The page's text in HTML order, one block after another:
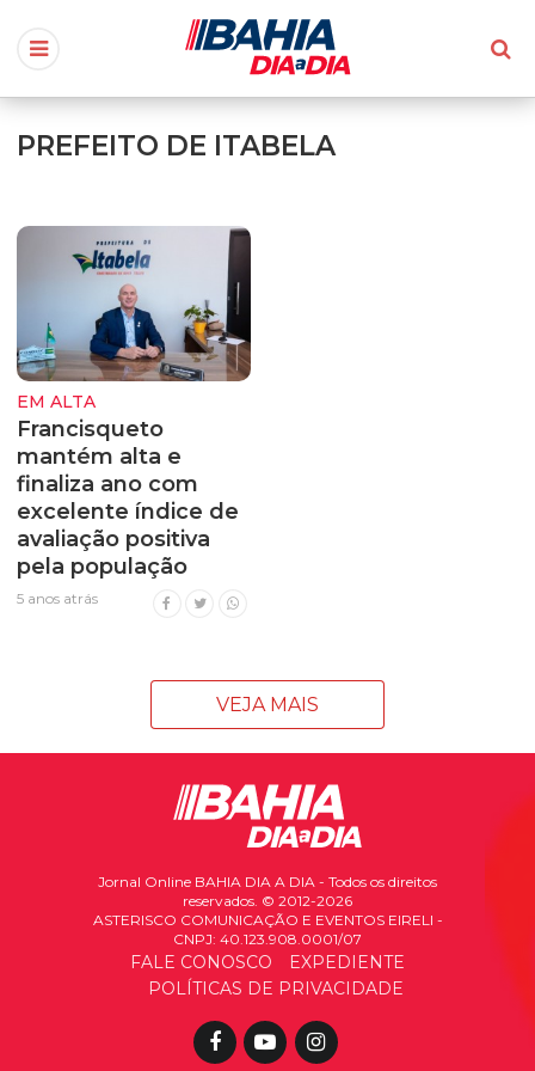
PREFEITO DE ITABELA
EM ALTA
Francisqueto
mantém alta e
finaliza ano com
excelente índice de
avaliação positiva
pela população
5 anos atrás
VEJA MAIS
Jornal Online BAHIA DIA A DIA - Todos os direitos
reservados. © 2012-2026
ASTERISCO COMUNICAÇÃO E EVENTOS EIRELI -
CNPJ: 40.123.908.0001/07
FALE CONOSCO
EXPEDIENTE
POLÍTICAS DE PRIVACIDADE